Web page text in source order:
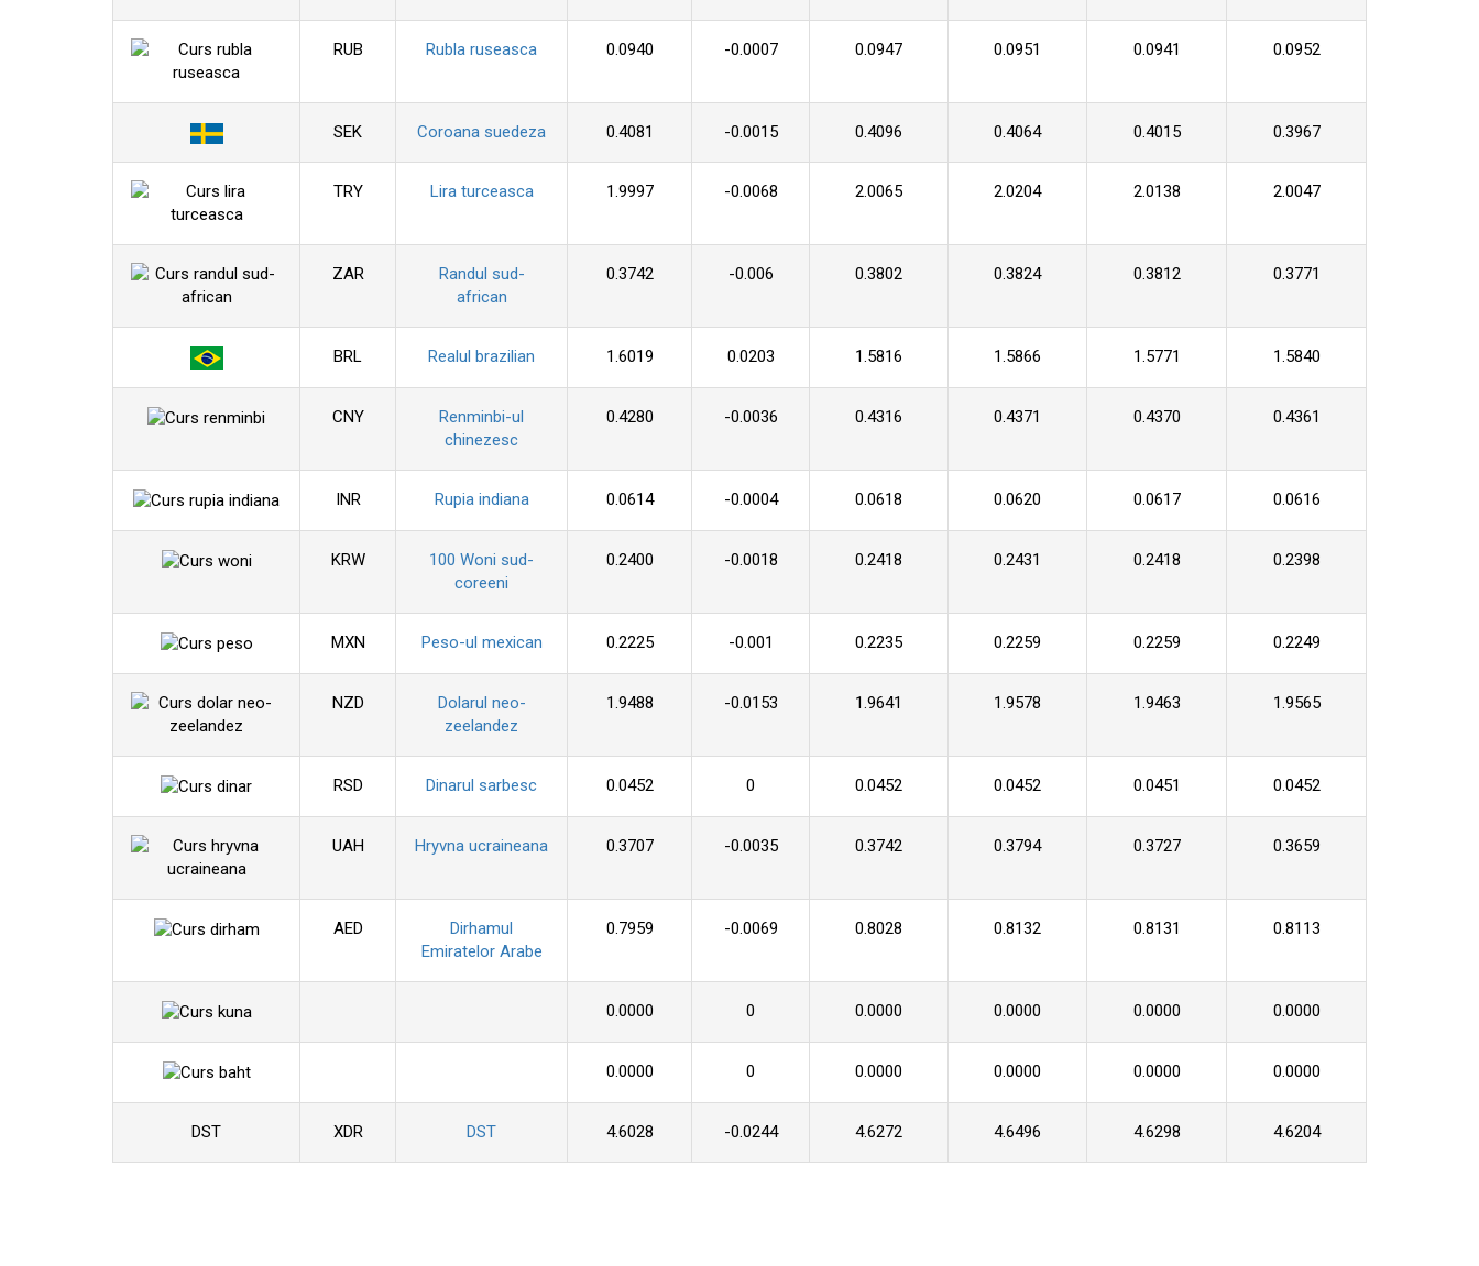
RUB Rubla ruseasca 0.0940 -0.0007 0.0947 0.0951 0.0941 0.0952
SEK Coroana suedeza 0.4081 -0.0015 0.4096 0.4064 0.4015 0.3967
TRY Lira turceasca 1.9997 -0.0068 2.0065 2.0204 2.0138 2.0047
ZAR
Randul sud-
african
0.3742 -0.006 0.3802 0.3824 0.3812 0.3771
BRL Realul brazilian 1.6019 0.0203 1.5816 1.5866 1.5771 1.5840
CNY
Renminbi-ul
chinezesc
0.4280 -0.0036 0.4316 0.4371 0.4370 0.4361
INR Rupia indiana 0.0614 -0.0004 0.0618 0.0620 0.0617 0.0616
KRW
100 Woni sud-
coreeni
0.2400 -0.0018 0.2418 0.2431 0.2418 0.2398
MXN Peso-ul mexican 0.2225 -0.001 0.2235 0.2259 0.2259 0.2249
NZD
Dolarul neo-
zeelandez
1.9488 -0.0153 1.9641 1.9578 1.9463 1.9565
RSD Dinarul sarbesc 0.0452 0 0.0452 0.0452 0.0451 0.0452
UAH Hryvna ucraineana 0.3707 -0.0035 0.3742 0.3794 0.3727 0.3659
AED
Dirhamul
Emiratelor Arabe
0.7959 -0.0069 0.8028 0.8132 0.8131 0.8113
0.0000 0 0.0000 0.0000 0.0000 0.0000
0.0000 0 0.0000 0.0000 0.0000 0.0000
DST XDR DST 4.6028 -0.0244 4.6272 4.6496 4.6298 4.6204